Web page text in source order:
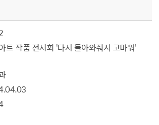
트 작품 전시회 '다시 돌아와줘서 고마워'